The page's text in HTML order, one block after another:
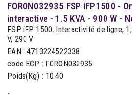
FORON032935 FSP iFP1500 -
interactive - 1.5 KVA - 900 W -
FSP iFP 1500, Interactivité de ligne,
V, 290 V
EAN : 4713224522338
code ECP : FORON032935
Poids(Kg) : 10.40
-